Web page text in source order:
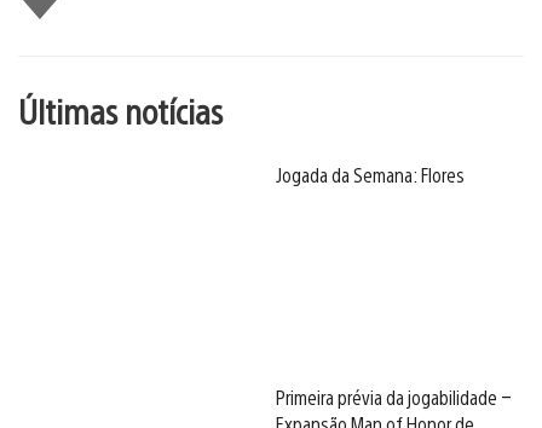
Últimas notícias
Jogada da Semana: Flores
Primeira prévia da jogabilidade –